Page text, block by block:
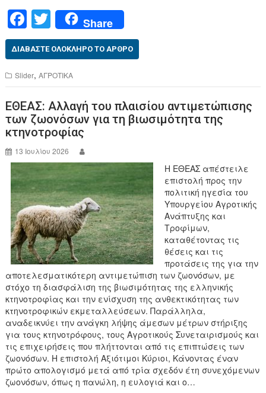
F
a
c
e
b
o
o
k
T
wi
tt
er
Share
ΔΙΑΒΆΣΤΕ ΟΛΌΚΛΗΡΟ ΤΟ ΆΡΘΡΟ
Slider,ΑΓΡΟΤΙΚΑ
ΕΘΕΑΣ: Αλλαγή του πλαισίου αντιμετώπισης
των ζωονόσων για τη βιωσιμότητα της
κτηνοτροφίας
13 Ιουλίου 2026
Η ΕΘΕΑΣ απέστειλε
επιστολή προς την
πολιτική ηγεσία του
Υπουργείου Αγροτικής
Ανάπτυξης και
Τροφίμων,
καταθέτοντας τις
θέσεις και τις
προτάσεις της για την
αποτελεσματικότερη αντιμετώπιση των ζωονόσων, με
στόχο τη διασφάλιση της βιωσιμότητας της ελληνικής
κτηνοτροφίας και την ενίσχυση της ανθεκτικότητας των
κτηνοτροφικών εκμεταλλεύσεων. Παράλληλα,
αναδεικνύει την ανάγκη λήψης άμεσων μέτρων στήριξης
για τους κτηνοτρόφους, τους Αγροτικούς Συνεταιρισμούς και
τις επιχειρήσεις που πλήττονται από τις επιπτώσεις των
ζωονόσων. Η επιστολή Αξιότιμοι Κύριοι, Κάνοντας έναν
πρώτο απολογισμό μετά από τρία σχεδόν έτη συνεχόμενων
ζωονόσων, όπως η πανώλη, η ευλογιά και ο…